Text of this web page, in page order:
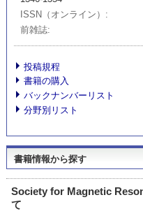
ISSN（オンライン）
前雑誌
投稿規程
書籍の購入
バックナンバーリスト
分野別リスト
書籍情報から探す
Society for Magnetic
て